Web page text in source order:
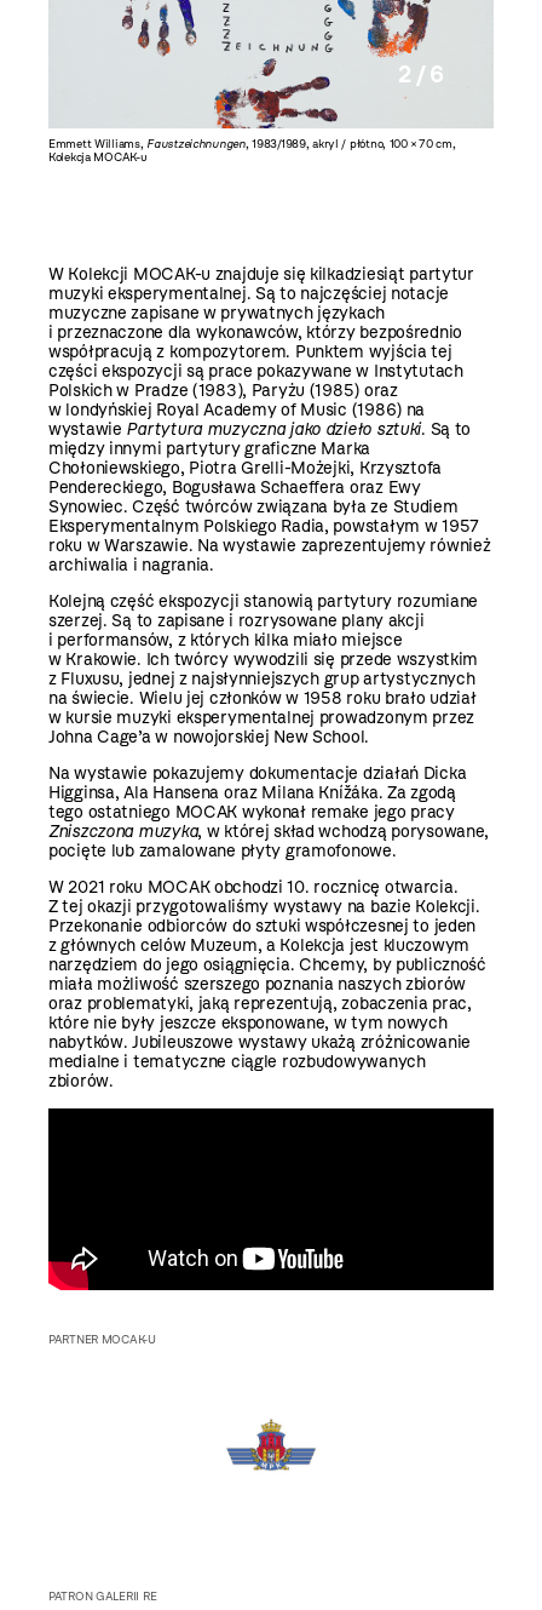
Emmett Williams, Faustzeichnungen, 1983/1989, akryl / płótno, 100 × 70 cm,
Kolekcja MOCAK-u
2 / 6
W Kolekcji MOCAK-u znajduje się kilkadziesiąt partytur
muzyki eksperymentalnej. Są to najczęściej notacje
muzyczne zapisane w prywatnych językach
i przeznaczone dla wykonawców, którzy bezpośrednio
współpracują z kompozytorem. Punktem wyjścia tej
części ekspozycji są prace pokazywane w Instytutach
Polskich w Pradze (1983), Paryżu (1985) oraz
w londyńskiej Royal Academy of Music (1986) na
wystawie Partytura muzyczna jako dzieło sztuki. Są to
między innymi partytury graficzne Marka
Chołoniewskiego, Piotra Grelli-Możejki, Krzysztofa
Pendereckiego, Bogusława Schaeffera oraz Ewy
Synowiec. Część twórców związana była ze Studiem
Eksperymentalnym Polskiego Radia, powstałym w 1957
roku w Warszawie. Na wystawie zaprezentujemy również
archiwalia i nagrania.
Kolejną część ekspozycji stanowią partytury rozumiane
szerzej. Są to zapisane i rozrysowane plany akcji
i performansów, z których kilka miało miejsce
w Krakowie. Ich twórcy wywodzili się przede wszystkim
z Fluxusu, jednej z najsłynniejszych grup artystycznych
na świecie. Wielu jej członków w 1958 roku brało udział
w kursie muzyki eksperymentalnej prowadzonym przez
Johna Cage’a w nowojorskiej New School.
Na wystawie pokazujemy dokumentacje działań Dicka
Higginsa, Ala Hansena oraz Milana Knížáka. Za zgodą
tego ostatniego MOCAK wykonał remake jego pracy
Zniszczona muzyka, w której skład wchodzą porysowane,
pocięte lub zamalowane płyty gramofonowe.
W 2021 roku MOCAK obchodzi 10. rocznicę otwarcia.
Z tej okazji przygotowaliśmy wystawy na bazie Kolekcji.
Przekonanie odbiorców do sztuki współczesnej to jeden
z głównych celów Muzeum, a Kolekcja jest kluczowym
narzędziem do jego osiągnięcia. Chcemy, by publiczność
miała możliwość szerszego poznania naszych zbiorów
oraz problematyki, jaką reprezentują, zobaczenia prac,
które nie były jeszcze eksponowane, w tym nowych
nabytków. Jubileuszowe wystawy ukażą zróżnicowanie
medialne i tematyczne ciągle rozbudowywanych
zbiorów.
PARTNER MOCAK-U
PATRON GALERII RE